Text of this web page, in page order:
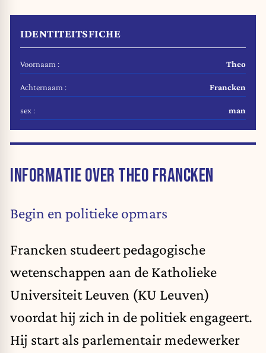
IDENTITEITSFICHE
Voornaam : Theo
Achternaam : Francken
sex : man
INFORMATIE OVER THEO FRANCKEN
Begin en politieke opmars
Francken studeert pedagogische
wetenschappen aan de Katholieke
Universiteit Leuven (KU Leuven)
voordat hij zich in de politiek engageert.
Hij start als parlementair medewerker